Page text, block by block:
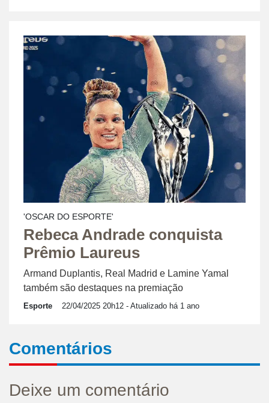
'OSCAR DO ESPORTE'
Rebeca Andrade conquista
Prêmio Laureus
Armand Duplantis, Real Madrid e Lamine Yamal
também são destaques na premiação
Esporte 22/04/2025 20h12 - Atualizado há 1 ano
Comentários
Deixe um comentário